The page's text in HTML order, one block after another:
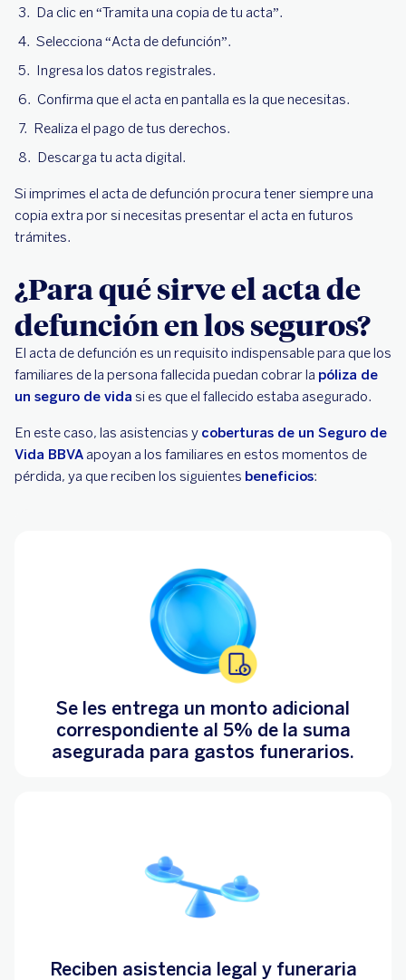
Da clic en “Tramita una copia de tu acta”.
Selecciona “Acta de defunción”.
Ingresa los datos registrales.
Confirma que el acta en pantalla es la que necesitas.
Realiza el pago de tus derechos.
Descarga tu acta digital.
Si imprimes el acta de defunción procura tener siempre una
copia extra por si necesitas presentar el acta en futuros
trámites.
¿Para qué sirve el acta de
defunción en los seguros?
El acta de defunción es un requisito indispensable para que los
familiares de la persona fallecida puedan cobrar la póliza de
un seguro de vida si es que el fallecido estaba asegurado.
En este caso, las asistencias y coberturas de un Seguro de
Vida BBVA apoyan a los familiares en estos momentos de
pérdida, ya que reciben los siguientes beneficios:
Se les entrega un monto adicional
correspondiente al 5% de la suma
asegurada para gastos funerarios.
Reciben asistencia legal y funeraria